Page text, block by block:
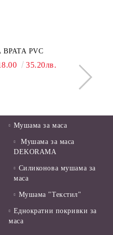
PVC
35.20лв.
Мушама за маса
Мушама за маса
DEKORAMA
Силиконова мушама за
маса
Мушама "Текстил"
Еднократни покривки за
маса